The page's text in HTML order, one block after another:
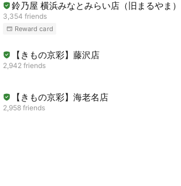
鈴乃屋 横浜みなとみらい店（旧まるやま）
3,354 friends
Reward card
【きもの京彩】藤沢店
2,942 friends
【きもの京彩】海老名店
2,958 friends